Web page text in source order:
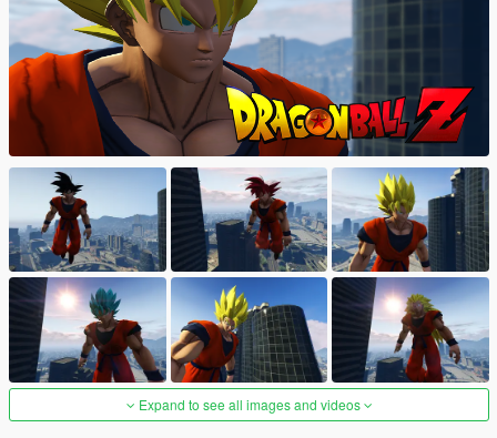
Expand to see all images and videos